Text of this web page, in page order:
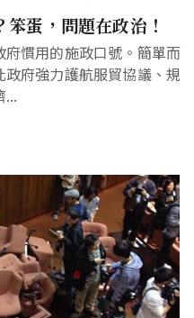
笨蛋，問題在政治！
府慣用的施政口號。簡單而
府強力護航服貿協議、規
...